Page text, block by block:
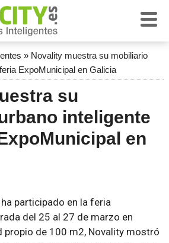
» Novality muestra su mobiliario
ExpoMunicipal en Galicia
su
inteligente
en
participado en la feria
del 25 al 27 de marzo en
propio de 100 m2, Novality mostró